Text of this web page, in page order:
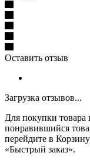
Оставить отзыв
Загрузка отзывов...
Для покупки товара
понравившийся
перейдите в
«Быстрый заказ».